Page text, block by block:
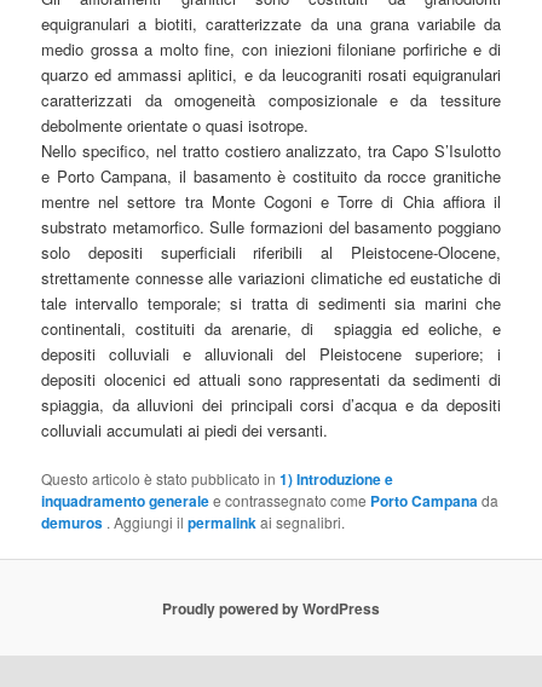
equigranulari a biotiti, caratterizzate da una grana variabile da
medio grossa a molto fine, con iniezioni filoniane porfiriche e di
quarzo ed ammassi aplitici, e da leucograniti rosati equigranulari
caratterizzati da omogeneità composizionale e da tessiture
debolmente orientate o quasi isotrope.
Nello specifico, nel tratto costiero analizzato, tra Capo S’Isulotto
e Porto Campana, il basamento è costituito da rocce granitiche
mentre nel settore tra Monte Cogoni e Torre di Chia affiora il
substrato metamorfico. Sulle formazioni del basamento poggiano
solo depositi superficiali riferibili al Pleistocene-Olocene,
strettamente connesse alle variazioni climatiche ed eustatiche di
tale intervallo temporale; si tratta di sedimenti sia marini che
continentali, costituiti da arenarie, di spiaggia ed eoliche, e
depositi colluviali e alluvionali del Pleistocene superiore; i
depositi olocenici ed attuali sono rappresentati da sedimenti di
spiaggia, da alluvioni dei principali corsi d’acqua e da depositi
colluviali accumulati ai piedi dei versanti.
Questo articolo è stato pubblicato in1) Introduzione e
inquadramento generalee contrassegnato come Porto Campanada
demuros . Aggiungi ilpermalinkai segnalibri.
Proudly powered by WordPress